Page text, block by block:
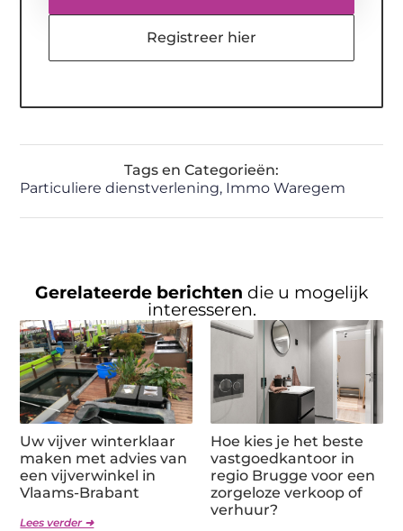
Registreer hier
Tags en Categorieën:
Particuliere dienstverlening, Immo Waregem
Gerelateerde berichten die u mogelijk
interesseren.
Uw vijver winterklaar
maken met advies van
een vijverwinkel in
Vlaams-Brabant
Lees verder ➜
Hoe kies je het beste
vastgoedkantoor in
regio Brugge voor een
zorgeloze verkoop of
verhuur?